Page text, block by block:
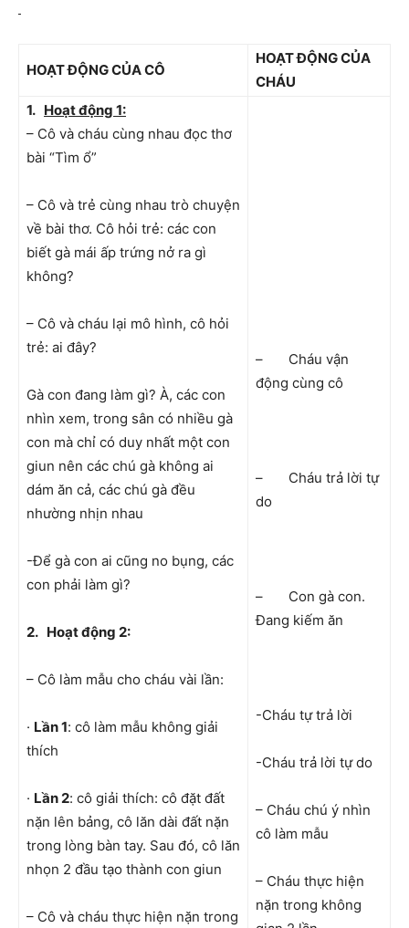
HOẠT ĐỘNG CỦA CÔ
HOẠT ĐỘNG CỦA
CHÁU
1. Hoạt động 1:
– Cô và cháu cùng nhau đọc thơ
bài “Tìm ổ”
– Cô và trẻ cùng nhau trò chuyện
về bài thơ. Cô hỏi trẻ: các con
biết gà mái ấp trứng nở ra gì
không?
– Cô và cháu lại mô hình, cô hỏi
trẻ: ai đây?
Gà con đang làm gì? À, các con
nhìn xem, trong sân có nhiều gà
con mà chỉ có duy nhất một con
giun nên các chú gà không ai
dám ăn cả, các chú gà đều
nhường nhịn nhau
-Để gà con ai cũng no bụng, các
con phải làm gì?
2. Hoạt động 2:
– Cô làm mẫu cho cháu vài lần:
· Lần 1: cô làm mẫu không giải
thích
· Lần 2: cô giải thích: cô đặt đất
nặn lên bảng, cô lăn dài đất nặn
trong lòng bàn tay. Sau đó, cô lăn
nhọn 2 đầu tạo thành con giun
– Cô và cháu thực hiện nặn trong
– Cháu vận
động cùng cô
– Cháu trả lời tự
do
– Con gà con.
Đang kiếm ăn
-Cháu tự trả lời
-Cháu trả lời tự do
– Cháu chú ý nhìn
cô làm mẫu
– Cháu thực hiện
nặn trong không